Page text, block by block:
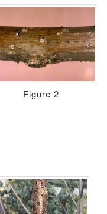
Figure 2